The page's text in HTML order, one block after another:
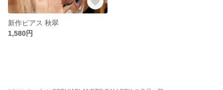
新作ピアス 秋翠
1,580円